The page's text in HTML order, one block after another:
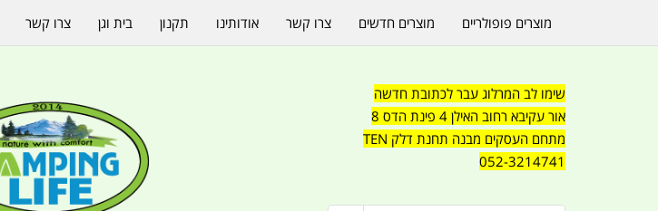
שימו לב המרלוג עבר לכתובת חדשה
אור עקיבא רחוב האילן 4 פינת הדס 8
מתחם העסקים מבנה תחנת דלק TEN
052-3214741
מוצרים פופולריים מוצרים חדשים צרו קשר אודותינו תקנון בית וגן צרו קשר